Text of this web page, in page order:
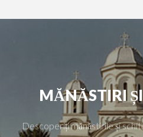
MĂNĂSTIRI
Descoperiți mănăstirile și